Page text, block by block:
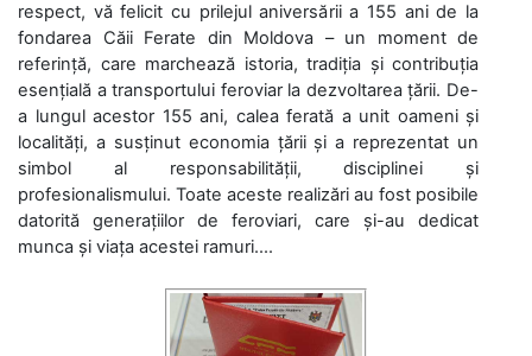
respect, vă felicit cu prilejul aniversării a 155 ani de la
fondarea Căii Ferate din Moldova – un moment de
referință, care marchează istoria, tradiția și contribuția
esențială a transportului feroviar la dezvoltarea țării. De-
a lungul acestor 155 ani, calea ferată a unit oameni și
localități, a susținut economia țării și a reprezentat un
simbol al responsabilității, disciplinei și
profesionalismului. Toate aceste realizări au fost posibile
datorită generațiilor de feroviari, care și-au dedicat
munca și viața acestei ramuri....